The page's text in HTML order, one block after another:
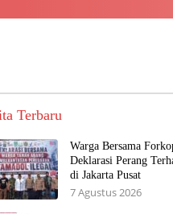
Terbaru
Warga Bersama
Deklarasi Perang
di Jakarta Pusat
7 Agustus 2026